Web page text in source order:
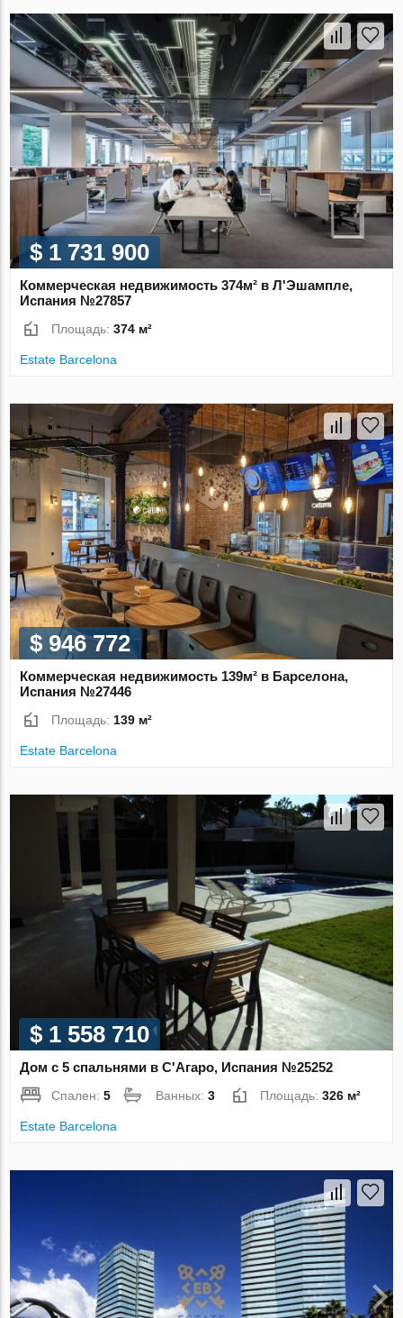
$ 1 731 900
Коммерческая недвижимость 374м² в Л'Эшампле,
Испания №27857
Площадь:374 м²
Estate Barcelona
$ 946 772
Коммерческая недвижимость 139м² в Барселона,
Испания №27446
Площадь: 139 м²
Estate Barcelona
$ 1 558 710
Дом с 5 спальнями в С'Агаро, Испания №25252
Спален:5 Ванных:3 Площадь:326 м²
Estate Barcelona